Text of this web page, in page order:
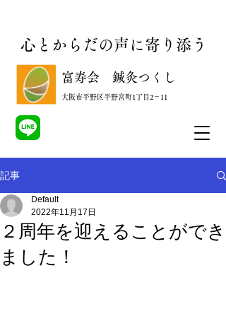
心とからだの声に寄り添う
​富寿会 鍼灸つくし
​大阪市平野区平野宮町1丁目2－11
記事
２周年を迎えることができ
ました！
Default
2022年11月17日